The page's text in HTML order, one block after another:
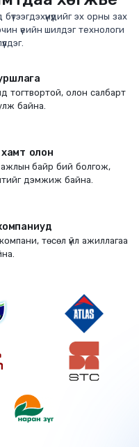
эх орны зах
үеийн шилдэг технологи
тогтвортой, олон салбарт
байна.
олон
ажлын байр бий болгож,
дэмжиж байна.
төсөл үйл ажиллагаа